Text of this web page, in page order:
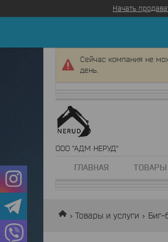
Начать
Сейчас компания не
день.
ООО "АДМ НЕРУД"
ГЛАВНАЯ ТОВАРЫ
Товары и услуги Биг-